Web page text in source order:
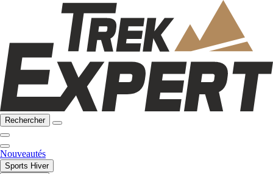
Rechercher
Nouveautés
Sports Hiver